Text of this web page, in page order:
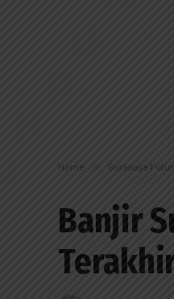
Home » Surabaya
Banjir